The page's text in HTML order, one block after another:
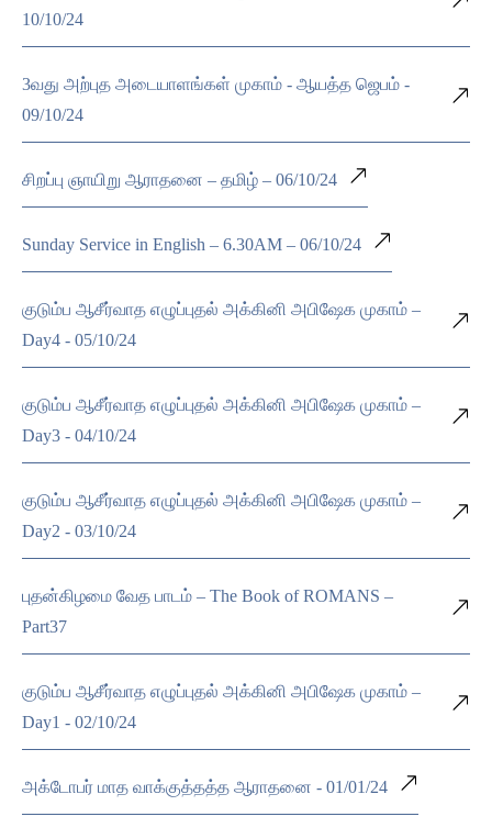
10/10/24
3வது அற்புத அடையாளங்கள் முகாம் - ஆயத்த ஜெபம் -
09/10/24
சிறப்பு ஞாயிறு ஆராதனை – தமிழ் – 06/10/24
Sunday Service in English – 6.30AM – 06/10/24
குடும்ப ஆசீர்வாத எழுப்புதல் அக்கினி அபிஷேக முகாம் –
Day4 - 05/10/24
குடும்ப ஆசீர்வாத எழுப்புதல் அக்கினி அபிஷேக முகாம் –
Day3 - 04/10/24
குடும்ப ஆசீர்வாத எழுப்புதல் அக்கினி அபிஷேக முகாம் –
Day2 - 03/10/24
புதன்கிழமை வேத பாடம் – The Book of ROMANS –
Part37
குடும்ப ஆசீர்வாத எழுப்புதல் அக்கினி அபிஷேக முகாம் –
Day1 - 02/10/24
அக்டோபர் மாத வாக்குத்தத்த ஆராதனை - 01/01/24